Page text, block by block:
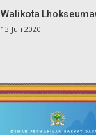
Walikota
13 Juli 2020